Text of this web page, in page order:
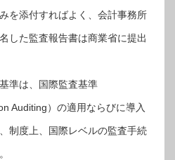
を添付すればよく、会計事務所
した監査報告書は商業省に提出
準は、国際監査基準
Auditing）の適用ならびに導入
制度上、国際レベルの監査手続